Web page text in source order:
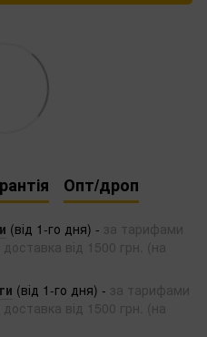
Опт/дроп
(від 1-го дня) - за тарифами
від 1500 грн. (на
(від 1-го дня) - за тарифами
від 1500 грн. (на